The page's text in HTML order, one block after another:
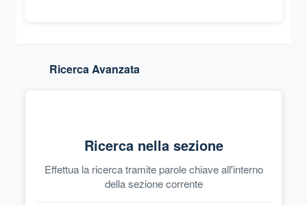
Ricerca Avanzata
Ricerca nella sezione
Effettua la ricerca tramite parole chiave all'interno
della sezione corrente